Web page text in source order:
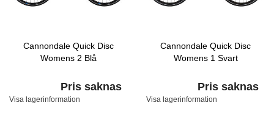
Cannondale Quick Disc
Womens 2 Blå
Pris saknas
Visa lagerinformation
Cannondale Quick Disc
Womens 1 Svart
Pris saknas
Visa lagerinformation